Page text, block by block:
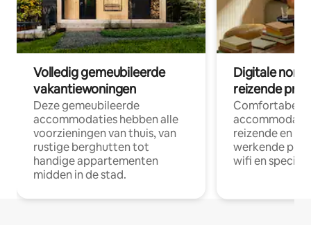
Volledig gemeubileerde
vakantiewoningen
Deze gemeubileerde
accommodaties hebben alle
voorzieningen van thuis, van
rustige berghutten tot
handige appartementen
midden in de stad.
Digitale
reizende
Comfortabele
reizende en
werkende
wifi en